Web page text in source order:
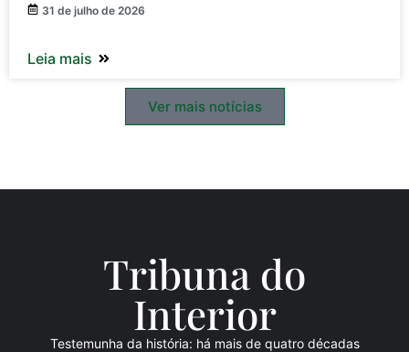
31 de julho de 2026
Leia mais
Ver mais notícias
Tribuna do
Interior
Testemunha da história: há mais de quatro décadas